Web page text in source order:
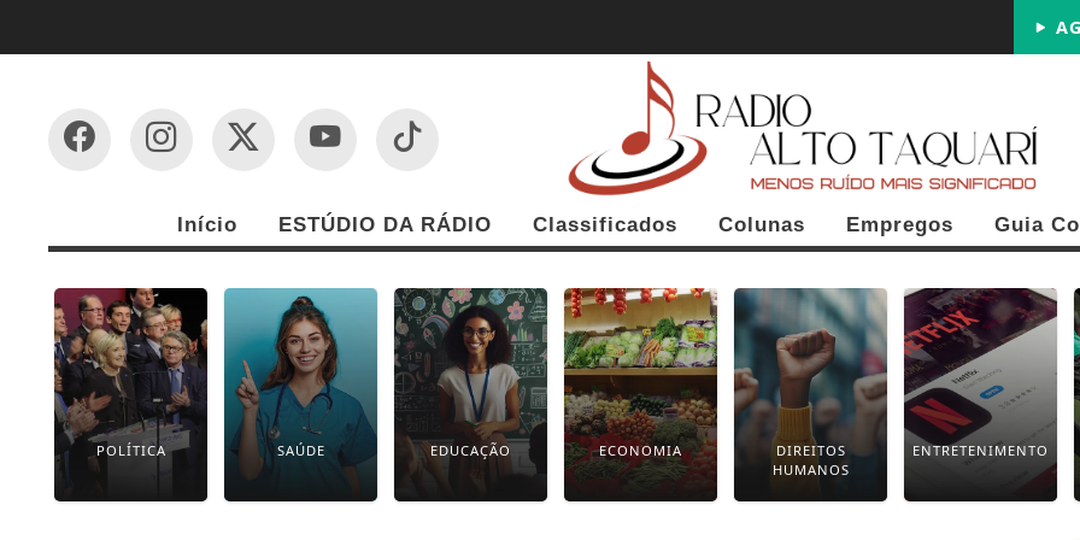
Início ESTÚDIO DA RÁDIO Classificados Colunas Empregos Guia
POLÍTICA SAÚDE EDUCAÇÃO ECONOMIA
DIREITOS
HUMANOS
ENTRETENIMENTO